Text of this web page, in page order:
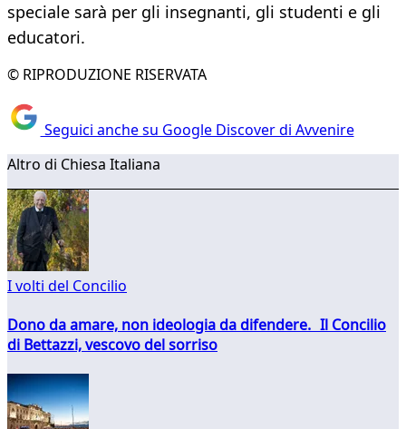
speciale sarà per gli insegnanti, gli studenti e gli
educatori.
© RIPRODUZIONE RISERVATA
Seguici anche su Google Discover di Avvenire
Altro di Chiesa Italiana
I volti del Concilio
Dono da amare, non ideologia da difendere. Il Concilio
di Bettazzi, vescovo del sorriso